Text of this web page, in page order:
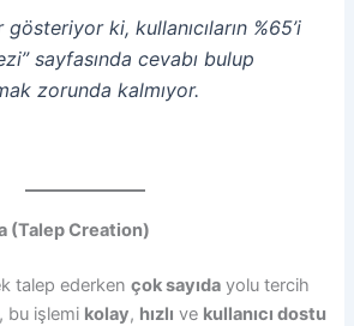
ki, kullanıcıların %65’i
sayfasında cevabı bulup
zorunda kalmıyor.
(Talep Creation)
talep ederkençok sayıda yolu tercih
bu işlemi kolay, hızlı ve kullanıcı dostu